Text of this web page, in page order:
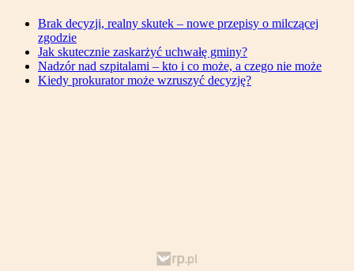
Brak decyzji, realny skutek – nowe przepisy o milczącej
zgodzie
Jak skutecznie zaskarżyć uchwałę gminy?
Nadzór nad szpitalami – kto i co może, a czego nie może
Kiedy prokurator może wzruszyć decyzję?